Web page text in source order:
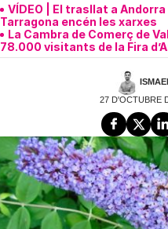
VÍDEO | El trasllat a Andorra
Tarragona encén les xarxes
La Cambra de Comerç de
78.000 visitants de la Fira
27 D'OCTUBRE